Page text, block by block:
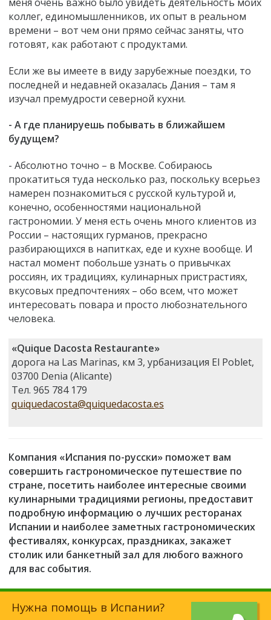
коллег, единомышленников, их опыт в реальном
времени – вот чем они прямо сейчас заняты, что
готовят, как работают с продуктами.
Если же вы имеете в виду зарубежные поездки, то
последней и недавней оказалась Дания – там я
изучал премудрости северной кухни.
- А где планируешь побывать в ближайшем
будущем?
- Абсолютно точно – в Москве. Собираюсь
прокатиться туда несколько раз, поскольку всерьез
намерен познакомиться с русской культурой и,
конечно, особенностями национальной
гастрономии. У меня есть очень много клиентов из
России – настоящих гурманов, прекрасно
разбирающихся в напитках, еде и кухне вообще. И
настал момент побольше узнать о привычках
россиян, их традициях, кулинарных пристрастиях,
вкусовых предпочтениях – обо всем, что может
интересовать повара и просто любознательного
человека.
«Quique Dacosta Restaurante»
дорога на Las Marinas, км 3, урбанизация El Poblet,
03700 Denia (Alicante)
Teл. 965 784 179
quiquedacosta@quiquedacosta.es
Компания «Испания по-русски» поможет вам
совершить гастрономическое путешествие по
стране, посетить наиболее интересные своими
кулинарными традициями регионы, предоставит
подробную информацию о лучших ресторанах
Испании и наиболее заметных гастрономических
фестивалях, конкурсах, праздниках, закажет
столик или банкетный зал для любого важного
для вас события.
Нужна помощь в Испании?